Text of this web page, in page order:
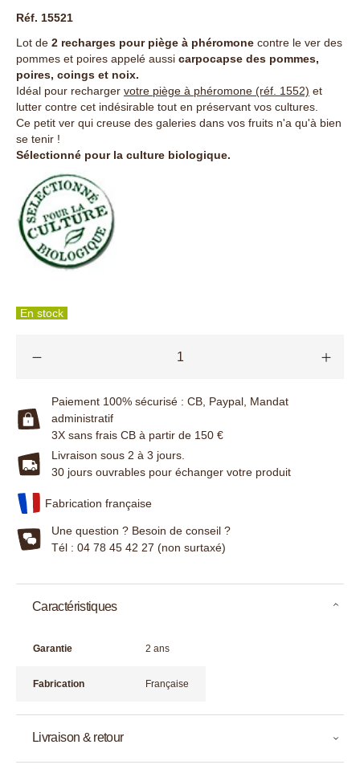
Réf. 15521
Lot de 2 recharges pour piège à phéromone contre le ver des
pommes et poires appelé aussi carpocapse des pommes,
poires, coings et noix.
Idéal pour recharger votre piège à phéromone (réf. 1552) et
lutter contre cet indésirable tout en préservant vos cultures.
Ce petit ver qui creuse des galeries dans vos fruits n'a qu'à bien
se tenir !
Sélectionné pour la culture biologique.
En stock
Paiement 100% sécurisé : CB, Paypal, Mandat
administratif
3X sans frais CB à partir de 150 €
Livraison sous 2 à 3 jours.
30 jours ouvrables pour échanger votre produit
Fabrication française
Une question ? Besoin de conseil ?
Tél : 04 78 45 42 27 (non surtaxé)
Caractéristiques
Garantie 2 ans
Fabrication Française
Livraison & retour